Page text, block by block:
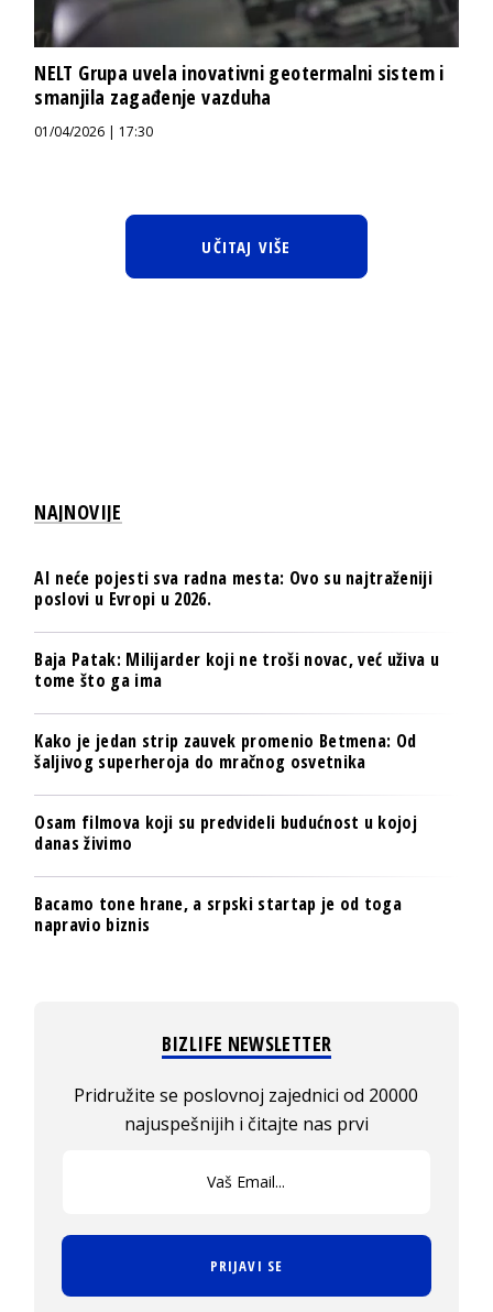
NELT Grupa uvela inovativni geotermalni sistem i
smanjila zagađenje vazduha
01/04/2026 | 17:30
UČITAJ VIŠE
NAJNOVIJE
AI neće pojesti sva radna mesta: Ovo su najtraženiji
poslovi u Evropi u 2026.
Baja Patak: Milijarder koji ne troši novac, već uživa u
tome što ga ima
Kako je jedan strip zauvek promenio Betmena: Od
šaljivog superheroja do mračnog osvetnika
Osam filmova koji su predvideli budućnost u kojoj
danas živimo
Bacamo tone hrane, a srpski startap je od toga
napravio biznis
BIZLIFE NEWSLETTER
Pridružite se poslovnoj zajednici od 20000
najuspešnijih i čitajte nas prvi
PRIJAVI SE